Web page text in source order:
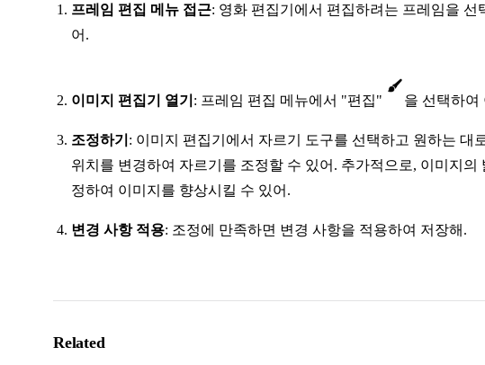
프레임 편집 메뉴 접근: 영화 편집기에서 편집하려는 프레임을 선
어.
이미지 편집기 열기 : 프레임 편집 메뉴에서 "편집" 을 선택하여
조정하기 : 이미지 편집기에서 자르기 도구를 선택하고 원하는 대
위치를 변경하여 자르기를 조정할 수 있어. 추가적으로, 이미지의
정하여 이미지를 향상시킬 수 있어.
변경 사항 적용: 조정에 만족하면 변경 사항을 적용하여 저장해.
Related